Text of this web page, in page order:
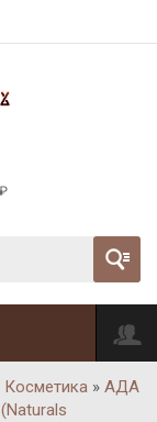
₽
Косметика » АДА